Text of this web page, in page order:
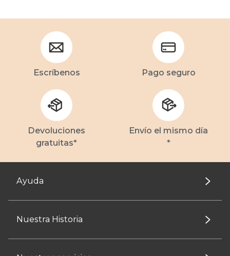
Escríbenos Pago seguro
Devoluciones
gratuitas*
Envío el mismo día
*
Ayuda
Nuestra Historia